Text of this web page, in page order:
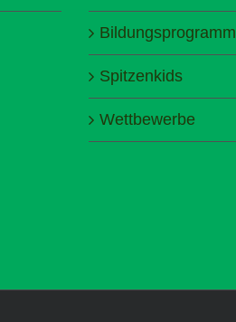
Bildungsprogramm
Spitzenkids
Wettbewerbe